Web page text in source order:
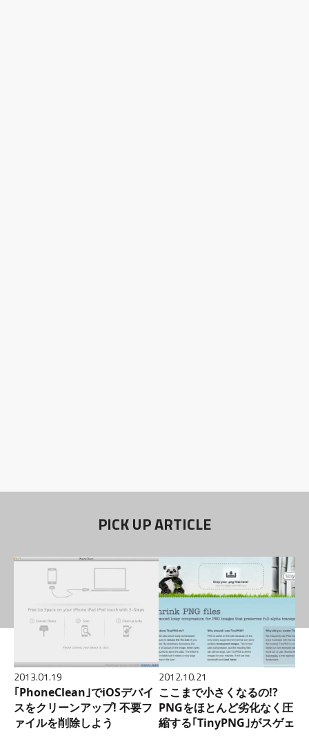
PICK UP ARTICLE
2013.01.19
｢PhoneClean｣でiOSデバイ
スをクリーンアップ! 不要フ
ァイルを削除しよう
2012.10.21
ここまで小さくなるの!?
PNGをほとんど劣化なく圧
縮する｢TinyPNG｣がスゲェ!!